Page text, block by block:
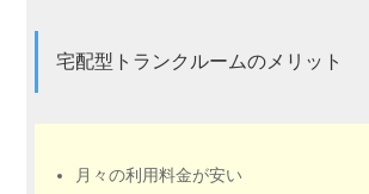
宅配型トランクルームのメリット
月々の利用料金が安い